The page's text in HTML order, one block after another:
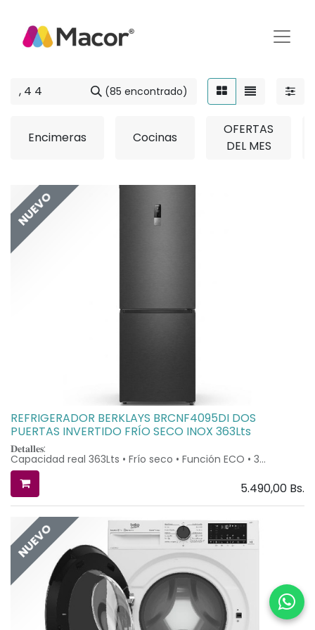
(85 encontrado)
Encimeras Cocinas
OFERTAS
DEL MES
NUEVO
REFRIGERADOR BERKLAYS BRCNF4095DI DOS
PUERTAS INVERTIDO FRÍO SECO INOX 363Lts
𝐃𝐞𝐭𝐚𝐥𝐥𝐞𝐬:
Capacidad real 363Lts • Frío seco • Función ECO • 3
estantes de vidrio templado • 3 repisas en la puerta • Cajón
para frutas y verduras • Parrilla para botellas • Iluminación
LED® • Alarma de puerta abierta • Bloqueo de seguridad
para niños • 3 cajones en la congeladora.
• Alto 185 cm
• Ancho 59,5 cm
• Profundidad 69 cm
Clase A+ en consumo energético
Procedencia Europea, Asistencia técnica y repuestos
originales provistos por Macor®
Dos años de garantía
Entregas en eje central entre 24 y 48 horas
Entregas en el interior acorde a ubicación
Entregas de electrodomésticos pequeños pueden tener
5.490,00 Bs.
NUEVO